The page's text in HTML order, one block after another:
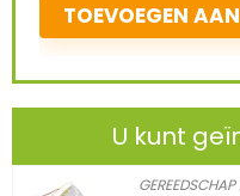
TOEVOEGEN AAN
U kunt